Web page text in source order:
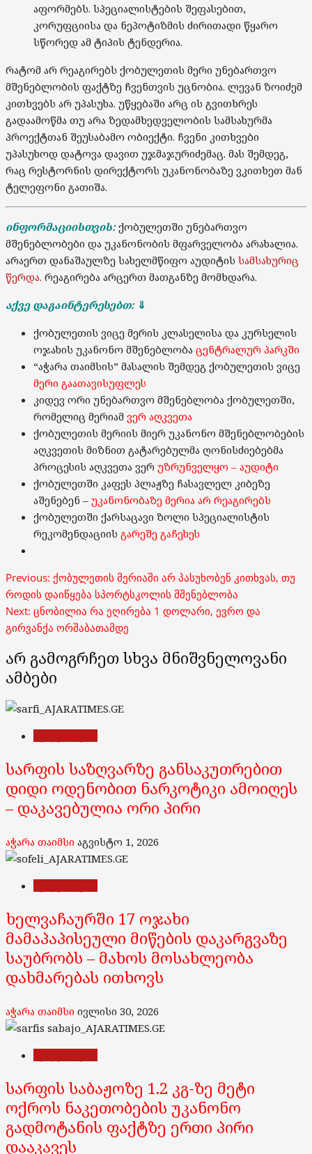
აფორმებს. სპეციალისტების შეფასებით,
კორუფციისა და ნეპოტიზმის ძირითადი წყარო
სწორედ ამ ტიპის ტენდერია.
რატომ არ რეაგირებს ქობულეთის მერი უნებართვო
მშენებლობის ფაქტზე ჩვენთვის უცნობია. ლევან ზოიძემ
კითხვებს არ უპასუხა. უწყებაში არც ის გვითხრეს
გადაამოწმა თუ არა ზედამხედველობის სამსახურმა
პროექტთან შეუსაბამო ობიექტი. ჩვენი კითხვები
უპასუხოდ დატოვა დავით უჯმაჯურიძემაც. მას შემდეგ,
რაც რესტორნის დირექტორს უკანონობაზე ვკითხეთ მან
ტელეფონი გათიშა.
ინფორმაციისთვის:ქობულეთში უნებართვო
მშენებლობები და უკანონობის მფარველობა არახალია.
არაერთ დანაშაულზე სახელმწიფო აუდიტის სამსახურიც
წერდა. რეაგირება არცერთ მათგანზე მომხდარა.
აქვე დაგაინტერესებთ:⇓
ქობულეთის ვიცე მერის კლასელისა და კურსელის
ოჯახის უკანონო მშენებლობა ცენტრალურ პარკში
“აჭარა თაიმსის” მასალის შემდეგ ქობულეთის ვიცე
მერი გაათავისუფლეს
კიდევ ორი უნებართვო მშენებლობა ქობულეთში,
რომელიც მერიამ ვერ აღკვეთა
ქობულეთის მერიის მიერ უკანონო მშენებლობების
აღკვეთის მიზნით გატარებულმა ღონისძიებებმა
პროცესის აღკვეთა ვერ უზრუნველყო – აუდიტი
ქობულეთში კაფეს პლაჟზე ჩასავლელ კიბეზე
აშენებენ – უკანონობაზე მერია არ რეაგირებს
ქობულეთში ქარსაცავი ზოლი სპეციალისტის
რეკომენდაციის გარეშე გაჩეხეს
Post
navigation
Previous: ქობულეთის მერიაში არ პასუხობენ კითხვას, თუ
როდის დაიწყება სპორტსკოლის მშენებლობა
Next: ცნობილია რა ეღირება 1 დოლარი, ევრო და
გირვანქა ორშაბათამდე
არ გამოგრჩეთ სხვა მნიშვნელოვანი
ამბები
სარფის საზღვარზე განსაკუთრებით
დიდი ოდენობით ნარკოტიკი ამოიღეს
– დაკავებულია ორი პირი
აჭარა თაიმსი აგვისტო 1, 2026
ხელვაჩაურში 17 ოჯახი
მამაპაპისეული მიწების დაკარგვაზე
საუბრობს – მახოს მოსახლეობა
დახმარებას ითხოვს
აჭარა თაიმსი ივლისი 30, 2026
სარფის საბაჟოზე 1.2 კგ-ზე მეტი
ოქროს ნაკეთობების უკანონო
გადმოტანის ფაქტზე ერთი პირი
დააკავეს